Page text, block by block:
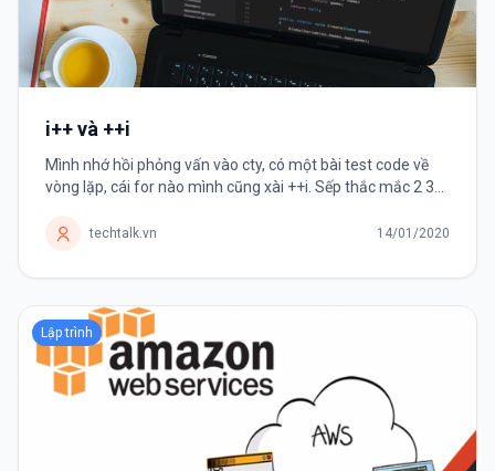
i++ và ++i
Mình nhớ hồi phỏng vấn vào cty, có một bài test code về
vòng lặp, cái for nào mình cũng xài ++i. Sếp thắc mắc 2 3
faster but I...
techtalk.vn 14/01/2020
Lập trình